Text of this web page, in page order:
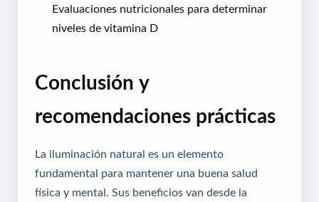
Evaluaciones nutricionales para determinar
niveles de vitamina D
Conclusión y
recomendaciones prácticas
La iluminación natural es un elemento
fundamental para mantener una buena salud
física y mental. Sus beneficios van desde la